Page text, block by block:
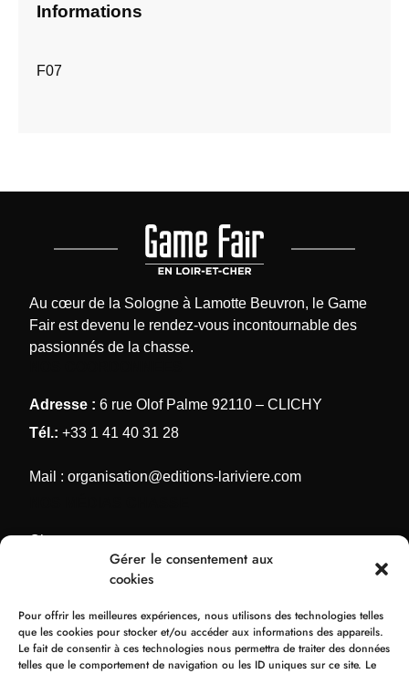
Gérer le consentement aux
cookies
Pour offrir les meilleures expériences, nous utilisons des technologies telles
que les cookies pour stocker et/ou accéder aux informations des appareils.
Le fait de consentir à ces technologies nous permettra de traiter des données
telles que le comportement de navigation ou les ID uniques sur ce site. Le
Informations
F07
Au cœur de la Sologne à Lamotte Beuvron, le Game
Fair est devenu le rendez-vous incontournable des
passionnés de la chasse.
Adresse : 6 rue Olof Palme 92110 – CLICHY
Tél.: +33 1 41 40 31 28
Mail : organisation@editions-lariviere.com
Chassons.com
Connaissance de la chasse
Armes de Chasse
NOS ORGANISATIONS